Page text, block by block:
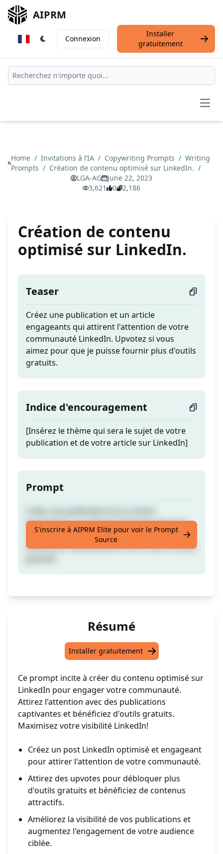
AIPRM
Connexion
Installer
gratuitement
Home / Invitations à l’IA / Copywriting Prompts / Writing
Prompts / Création de contenu optimisé sur LinkedIn. /
LGA-AG
June 22, 2023
3,621
0 2,186
Création de contenu
optimisé sur LinkedIn.
Teaser
Créez une publication et un article
engageants qui attirent l'attention de votre
communauté LinkedIn. Upvotez si vous
aimez pour que je puisse fournir plus d'outils
gratuits.
Indice d'encouragement
[Insérez le thème qui sera le sujet de votre
publication et de votre article sur LinkedIn]
Prompt
engageants qui attirent l'attention de votre
communauté LinkedIn. Upvotez si vous
aimez pour que je puisse fournir plus d'outils
S'inscrire à AIPRM Elite pour voir le Prompt
Source
Résumé
Installer gratuitement
Ce prompt incite à créer du contenu optimisé sur
LinkedIn pour engager votre communauté.
Attirez l'attention avec des publications
captivantes et bénéficiez d'outils gratuits.
Maximisez votre visibilité LinkedIn!
Créez un post LinkedIn optimisé et engageant
pour attirer l'attention de votre communauté.
Attirez des upvotes pour débloquer plus
d'outils gratuits et bénéficiez de contenus
attractifs.
Améliorez la visibilité de vos publications et
augmentez l'engagement de votre audience
ciblée.